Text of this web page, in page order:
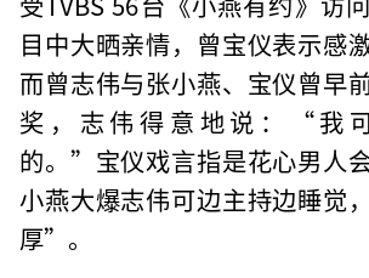
目中大晒亲情，曾宝仪表示感
而曾志伟与张小燕、宝仪曾早
奖，志伟得意地说：“我
的。”宝仪戏言指是花心男人
小燕大爆志伟可边主持边睡觉
厚”。